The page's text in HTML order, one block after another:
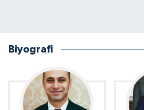
Biyografi